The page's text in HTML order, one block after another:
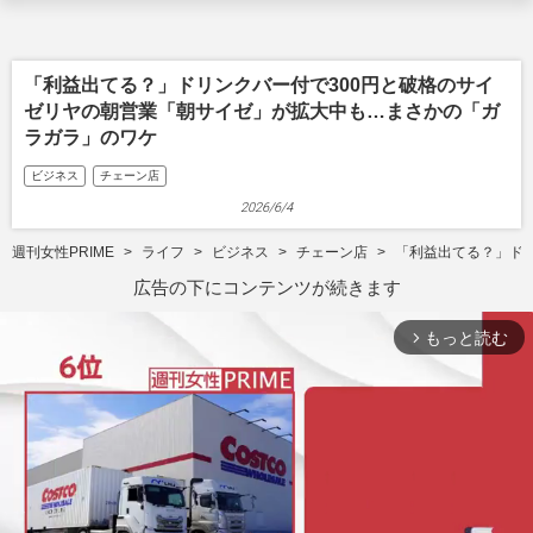
「利益出てる？」ドリンクバー付で300円と破格のサイ
ゼリヤの朝営業「朝サイゼ」が拡大中も…まさかの「ガ
ラガラ」のワケ
ビジネス チェーン店
2026/6/4
週刊女性PRIME ライフ ビジネス チェーン店 「利益出てる？」
広告の下にコンテンツが続きます
arrow_forward_ios もっと読む